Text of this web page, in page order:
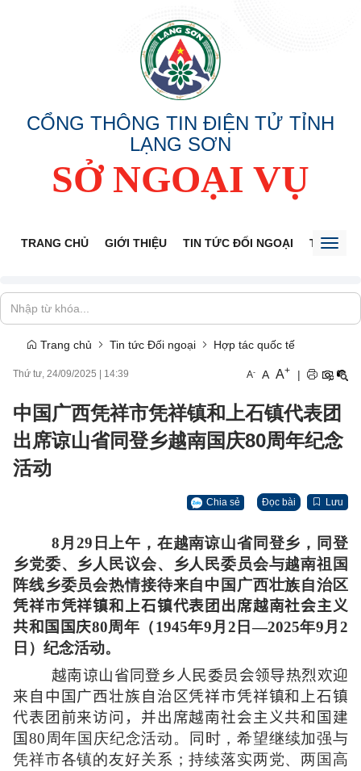
CỔNG THÔNG TIN ĐIỆN TỬ TỈNH
LẠNG SƠN
SỞ NGOẠI VỤ
TRANG CHỦ GIỚI THIỆU TIN TỨC ĐỐI NGOẠI THÔNG
Trang chủ Tin tức Đối ngoại Hợp tác quốc tế
Thứ tư, 24/09/2025 14:39 A- A A+ |
中国广西凭祥市凭祥镇和上石镇代表团
出席谅山省同登乡越南国庆80周年纪念
活动
Chia sẻ Đọc bài Lưu
8月29日上午，在越南谅山省同登乡，同登
乡党委、乡人民议会、乡人民委员会与越南祖国
阵线乡委员会热情接待来自中国广西壮族自治区
凭祥市凭祥镇和上石镇代表团出席越南社会主义
共和国国庆80周年（1945年9月2日—2025年9月2
日）纪念活动。
越南谅山省同登乡人民委员会领导热烈欢迎
来自中国广西壮族自治区凭祥市凭祥镇和上石镇
代表团前来访问，并出席越南社会主义共和国建
国80周年国庆纪念活动。同时，希望继续加强与
凭祥市各镇的友好关系；持续落实两党、两国高